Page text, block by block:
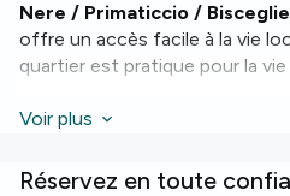
Nere / Primaticcio / Bisceglie
offre un accès facile à la vie
quartier est pratique pour la
La chambre fait 14 m².
laver et un service de
Voir plus
Réservez en toute